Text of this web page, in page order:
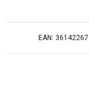
EAN: